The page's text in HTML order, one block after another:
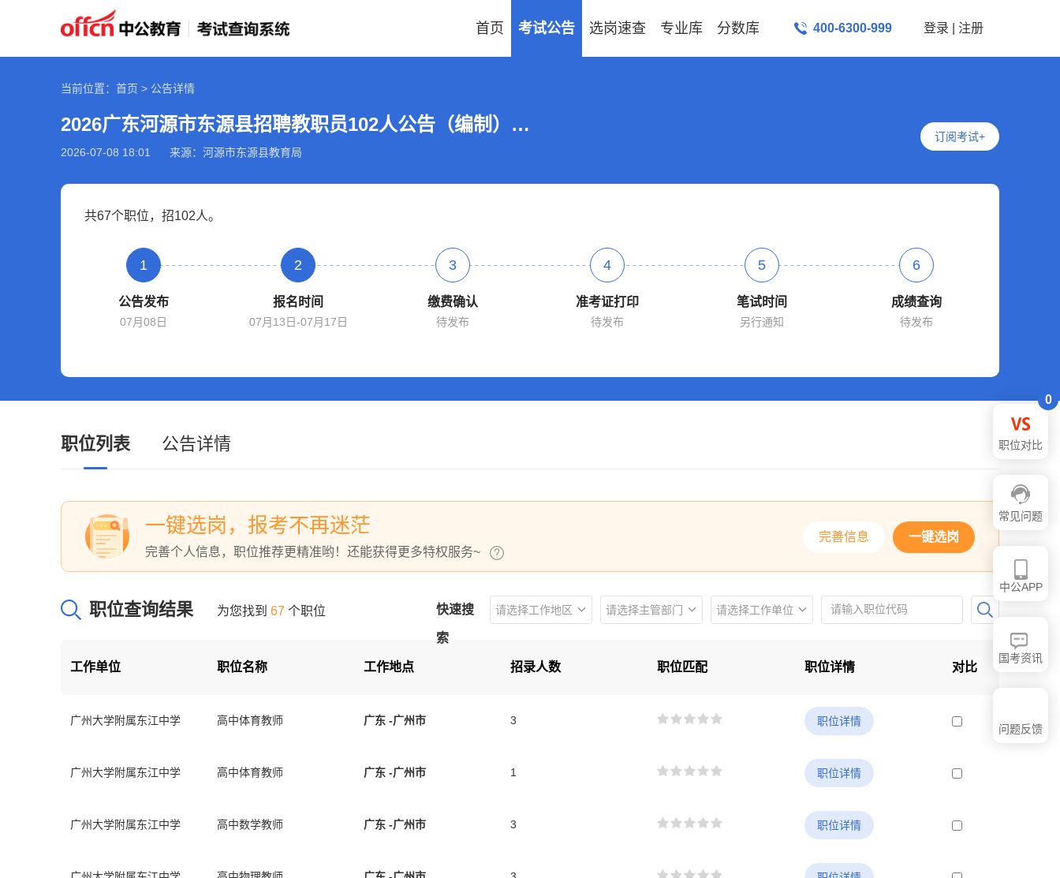
400-6300-999 登录 注册
首页 考试公告 选岗速查 专业库 分数库
当前位置：首页 > 公告详情
2026广东河源市东源县招聘教职员102人公告（编制）
2026-07-08 18:01 来源：河源市东源县教育局
订阅考试+
共67个职位，招102人。
1
公告发布
07月08日
2
报名时间
07月13日-07月17日
3
缴费确认
待发布
4
准考证打印
待发布
5
笔试时间
另行通知
6
成绩查询
待发布
职位列表 公告详情
一键选岗，报考不再迷茫
完善个人信息，职位推荐更精准哟！还能获得更多特权服务~
完善信息 一键选岗
职位查询结果 为您找到 67 个职位 快速搜
索
请选择工作地区
广州市
请选择主管部门 请选择工作单位
工作单位 职位名称 工作地点 招录人数 职位匹配 职位详情 对比
广州大学附属东江中学 高中体育教师 广东-广州市 3 职位详情
广州大学附属东江中学 高中体育教师 广东-广州市 1 职位详情
广州大学附属东江中学 高中数学教师 广东-广州市 3 职位详情
0
职位对比
常见问题
中公APP
国考资讯
问题反馈